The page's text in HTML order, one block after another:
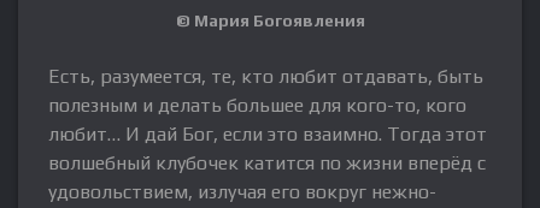
© Мария Богоявления
Есть, разумеется, те, кто любит отдавать, быть
полезным и делать большее для кого-то, кого
любит… И дай Бог, если это взаимно. Тогда этот
волшебный клубочек катится по жизни вперёд с
удовольствием, излучая его вокруг нежно-